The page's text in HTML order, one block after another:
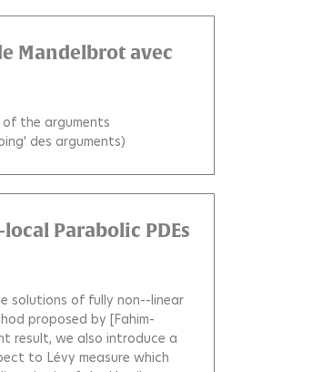
Mandelbrot avec
the arguments
des arguments)
Parabolic PDEs
solutions of fully non--linear
proposed by [Fahim-
result, we also introduce a
to Lévy measure which